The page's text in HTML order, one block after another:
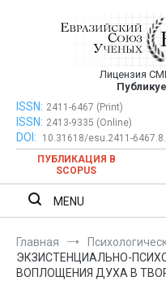
публикация
Лицензия
Евразийский Союз
ISSN: 2411-6467 (Print)
ISSN: 2413-9335 (Online)
DOI:
10.31618/esu.2411-
ПУБЛИКАЦИЯ В
SCOPUS
MENU
Главная
ЭКЗИСТЕНЦИАЛЬНО-
ВОПЛОЩЕНИЯ ДУХА В